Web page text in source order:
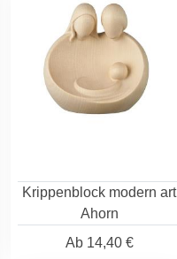
Krippenblock modern art
Ahorn
Ab14,40 €